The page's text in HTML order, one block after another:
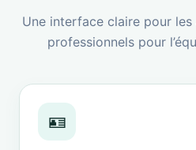
Une interface claire pour
professionnels pour
🪪